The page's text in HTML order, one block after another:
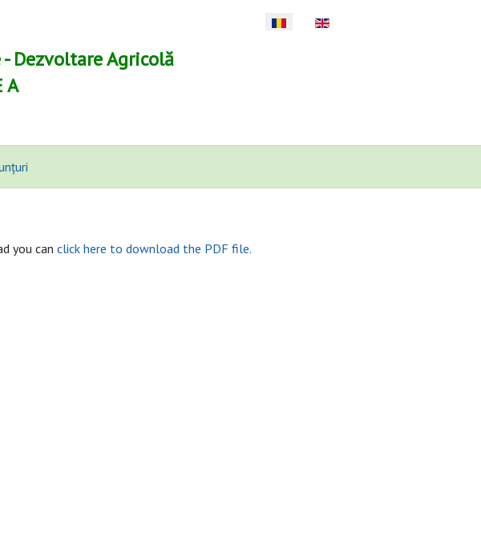
Dezvoltare Agricolă
A
Selectați limba dvs
you can click here to download the PDF file.